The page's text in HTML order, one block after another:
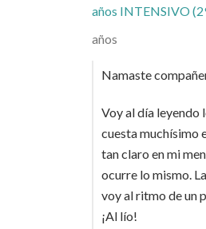
años INTENSIVO
años
Namaste
Voy al día leyendo
cuesta muchísimo
tan claro en mi
ocurre lo mismo.
voy al ritmo de un
¡Al lío!